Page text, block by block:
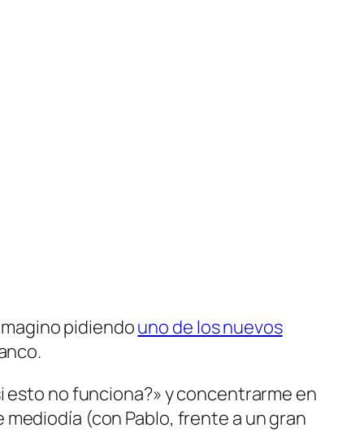
pidiendouno de los nuevos
esto no funciona?» y concentrarme en
(con Pablo, frente a un gran